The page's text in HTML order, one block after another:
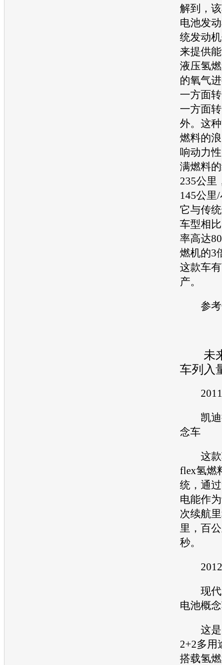
解到，
电池发
统发动机
来提供
液压氢
的氧气
一方面
一方面
外。这
燃料的
响动力
满燃料
235公里
145公里
它与传
车型相
率高达
燃机的3
这款车
产。
参考
未来
车列入
2011
凯迪
念车
这款
flex氢燃
统，通
电能作
次续航
里，百
秒。
2012
现代i-
电池概
这是
2+2多用
搭载氢